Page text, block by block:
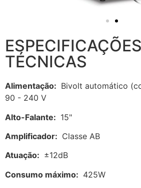
ESPECIFICAÇÕES
TÉCNICAS
Alimentação: Bivolt automático
90 - 240 V
Alto-Falante: 15"
Amplificador: Classe AB
Atuação: ±12dB
Consumo máximo: 425W